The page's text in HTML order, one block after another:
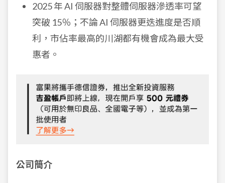
2025 年 AI 伺服器對整體伺服器滲透率可望
突破 15％；不論 AI 伺服器更迭進度是否順
利，市佔率最高的川湖都有機會成為最大受
惠者。
公司簡介